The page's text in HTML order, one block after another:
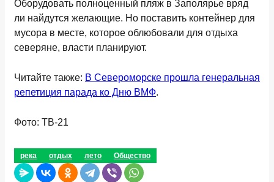
Оборудовать полноценный пляж в Заполярье вряд
ли найдутся желающие. Но поставить контейнер для
мусора в месте, которое облюбовали для отдыха
северяне, власти планируют.
Читайте также: В Североморске прошла генеральная
репетиция парада ко Дню ВМФ.
Фото: ТВ-21
река отдых лето Общество